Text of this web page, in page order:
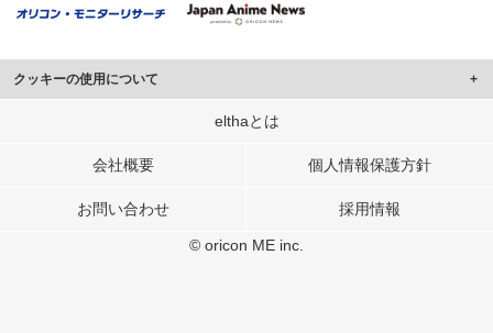
クッキーの使用について
このサイトでは Cookie を使用して、ユーザーに合わせたコンテンツや広告の
行っています。
メディアや広告配信、データ解析の各パートナーに提供しています。
elthaとは
会社概要 個人情報保護方針
お問い合わせ 採用情報
© oricon ME inc.